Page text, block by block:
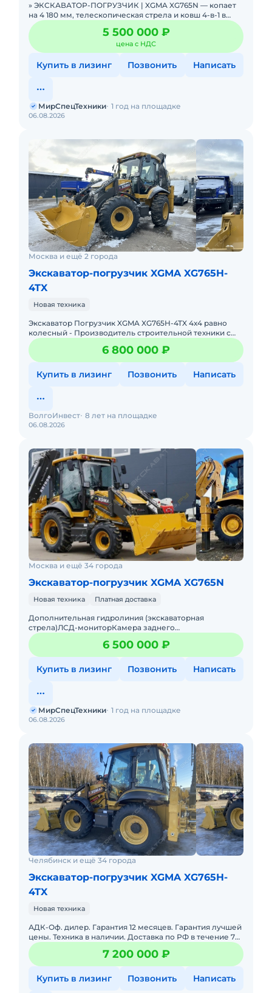
» ЭКСКАВАТОР-ПОГРУЗЧИК | XGMA XG765N — копает
на 4 180 мм, телескопическая стрела и ковш 4-в-1 в
базе. В НАЛИЧИИ. Можно в ЛИЗИНГ. Цена С
НДС.Основны
5 500 000 ₽
цена с НДС
Купить в лизинг Позвонить Написать
06.08.2026
МирСпецТехники 1 год на площадке
Москва и ещё 2 города
Экскаватор-погрузчик XGMA XG765H-
4TX
Новая техника
Экскаватор Погрузчик XGMA XG765H-4TX 4х4 равно
колесный - Производитель строительной техники с
70-летней историей -Компания XGMA включает в себя
14 заводов;
6 800 000 ₽
Купить в лизинг Позвонить Написать
06.08.2026
ВолгоИнвест 8 лет на площадке
Москва и ещё 34 города
Экскаватор-погрузчик XGMA XG765N
Новая техника Платная доставка
Дополнительная гидролиния (экскаваторная
стрела)ЛСД-мониторКамера заднего
видаФронтальный джойстикДжойстики управления
экскаваторной стрелойКолёса перед 12.5/80
6 500 000 ₽
Купить в лизинг Позвонить Написать
06.08.2026
МирСпецТехники 1 год на площадке
Челябинск и ещё 34 города
Экскаватор-погрузчик XGMA XG765H-
4TX
Новая техника
АДК-Оф. дилер. Гарантия 12 месяцев. Гарантия лучшей
цены. Техника в наличии. Доставка по РФ в течение 7
7 200 000 ₽
Купить в лизинг Позвонить Написать